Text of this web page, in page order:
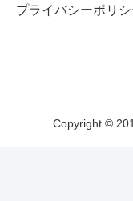
プライバシーポリシ
Copyright ©